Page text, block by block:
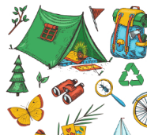
Buscar